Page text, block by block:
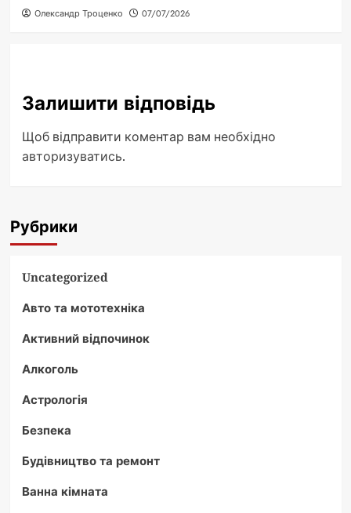
Олександр Троценко 07/07/2026
Залишити відповідь
Щоб відправити коментар вам необхідно
авторизуватись.
Рубрики
Uncategorized
Авто та мототехніка
Активний відпочинок
Алкоголь
Астрологія
Безпека
Будівництво та ремонт
Ванна кімната